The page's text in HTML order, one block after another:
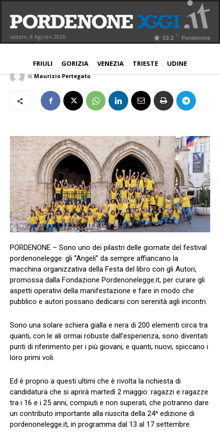
sabato, 8 Agosto 2026 33.2 C Pordenone
FRIULI GORIZIA VENEZIA TRIESTE UDINE
Pordenonelegge cerca Angeli, dal 2
maggio le nuove candidature
PORDENONE
di Maurizio Pertegato
PORDENONE – Sono uno dei pilastri delle giornate del festival
pordenonelegge: gli “Angeli” da sempre affiancano la
macchina organizzativa della Festa del libro con gli Autori,
promossa dalla Fondazione Pordenonelegge.it, per curare gli
aspetti operativi della manifestazione e fare in modo che
pubblico e autori possano dedicarsi con serenità agli incontri.
Sono una solare schiera gialla e nera di 200 elementi circa tra
quanti, con le ali ormai robuste dall’esperienza, sono diventati
punti di riferimento per i più giovani, e quanti, nuovi, spiccano i
loro primi voli.
Ed è proprio a questi ultimi che è rivolta la richiesta di
candidatura che si aprirà martedì 2 maggio: ragazzi e ragazze
tra i 16 e i 25 anni, compiuti e non superati, che potranno dare
un contributo importante alla riuscita della 24^ edizione di
pordenonelegge.it, in programma dal 13 al 17 settembre.